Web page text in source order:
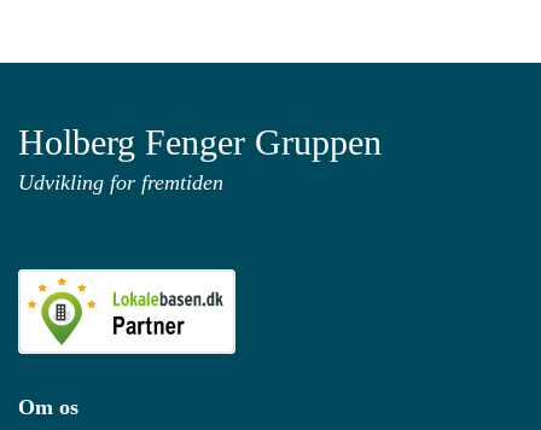
Holberg Fenger Gruppen
Udvikling for fremtiden
Om os